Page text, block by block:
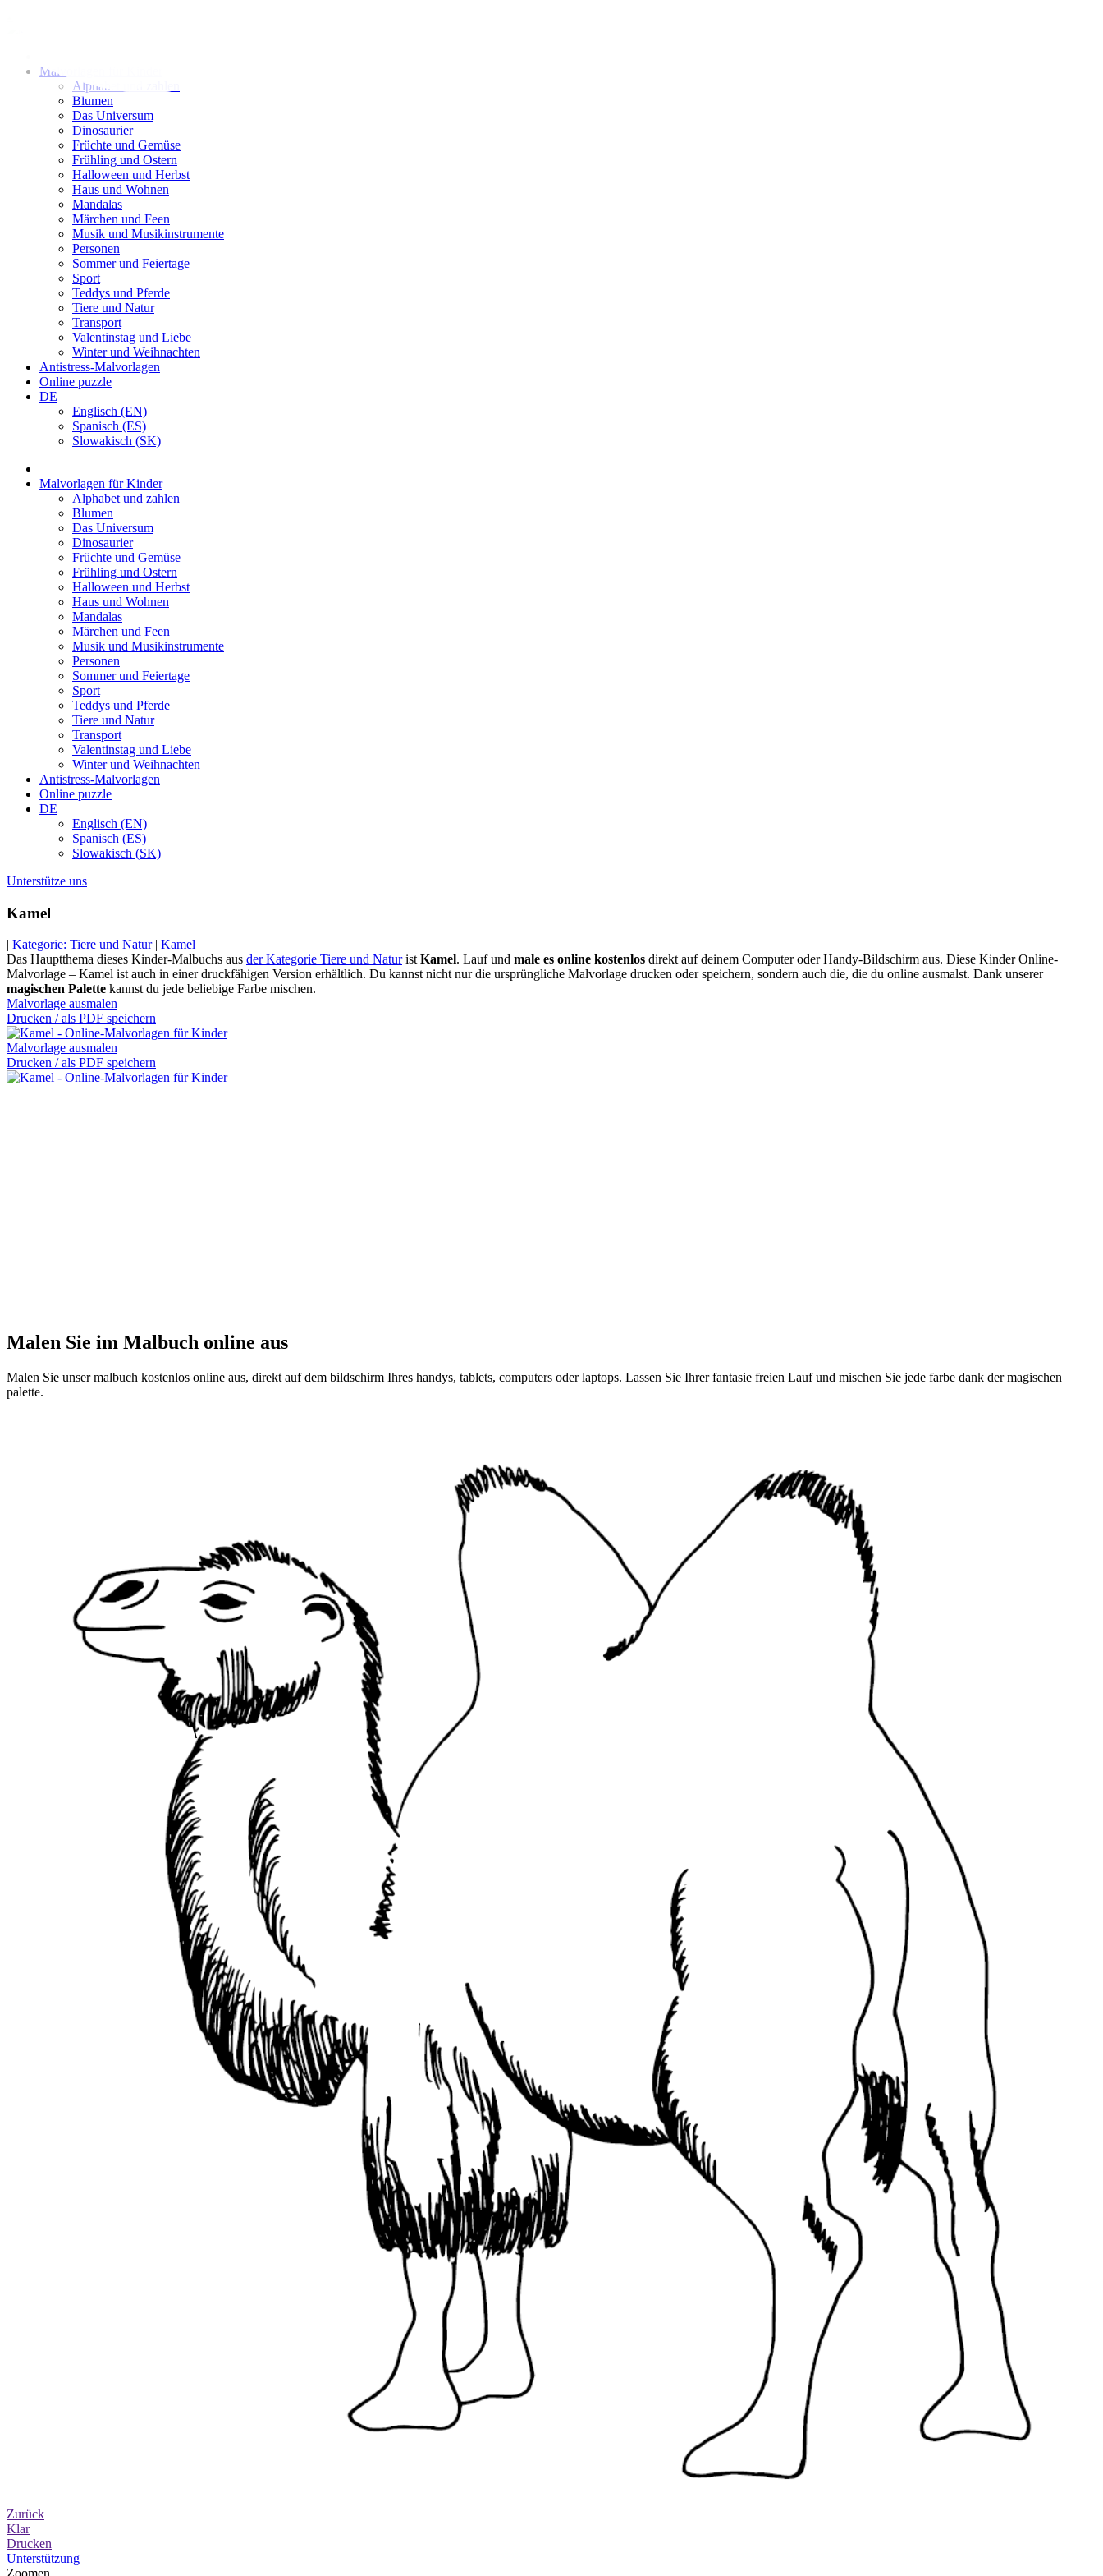
Malvorlagen für Kinder
Alphabet und zahlen
Blumen
Das Universum
Dinosaurier
Früchte und Gemüse
Frühling und Ostern
Halloween und Herbst
Haus und Wohnen
Mandalas
Märchen und Feen
Musik und Musikinstrumente
Personen
Sommer und Feiertage
Sport
Teddys und Pferde
Tiere und Natur
Transport
Valentinstag und Liebe
Winter und Weihnachten
Antistress-Malvorlagen
Online puzzle
DE
Englisch (EN)
Spanisch (ES)
Slowakisch (SK)
Malvorlagen für Kinder
Alphabet und zahlen
Blumen
Das Universum
Dinosaurier
Früchte und Gemüse
Frühling und Ostern
Halloween und Herbst
Haus und Wohnen
Mandalas
Märchen und Feen
Musik und Musikinstrumente
Personen
Sommer und Feiertage
Sport
Teddys und Pferde
Tiere und Natur
Transport
Valentinstag und Liebe
Winter und Weihnachten
Antistress-Malvorlagen
Online puzzle
DE
Englisch (EN)
Spanisch (ES)
Slowakisch (SK)
Unterstütze uns
Kamel
| Kategorie: Tiere und Natur| Kamel
Das Hauptthema dieses Kinder-Malbuchs aus der Kategorie Tiere und NaturistKamel. Lauf und male es online kostenlos direkt auf deinem Computer oder Handy-Bildschirm aus. Diese Kinder Online-
Malvorlage – Kamel ist auch in einer druckfähigen Version erhältlich. Du kannst nicht nur die ursprüngliche Malvorlage drucken oder speichern, sondern auch die, die du online ausmalst. Dank unserer
magischen Palette kannst du jede beliebige Farbe mischen.
Malvorlage ausmalen
Drucken / als PDF speichern
Malvorlage ausmalen
Drucken / als PDF speichern
Malen Sie im Malbuch online aus
Malen Sie unser malbuch kostenlos online aus, direkt auf dem bildschirm Ihres handys, tablets, computers oder laptops. Lassen Sie Ihrer fantasie freien Lauf und mischen Sie jede farbe dank der magischen
palette.
Zurück
Klar
Drucken
Unterstützung